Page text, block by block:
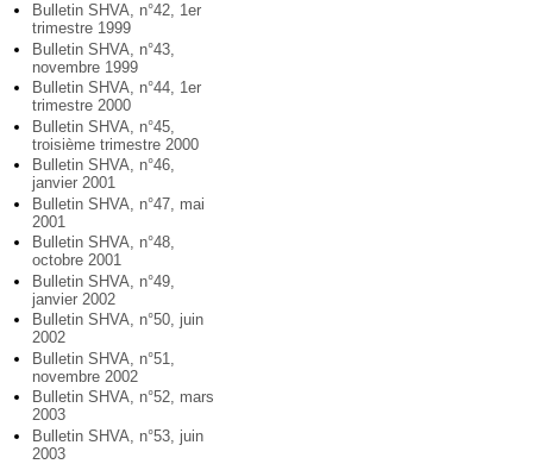
Bulletin SHVA, n°42, 1er
trimestre 1999
Bulletin SHVA, n°43,
novembre 1999
Bulletin SHVA, n°44, 1er
trimestre 2000
Bulletin SHVA, n°45,
troisième trimestre 2000
Bulletin SHVA, n°46,
janvier 2001
Bulletin SHVA, n°47, mai
2001
Bulletin SHVA, n°48,
octobre 2001
Bulletin SHVA, n°49,
janvier 2002
Bulletin SHVA, n°50, juin
2002
Bulletin SHVA, n°51,
novembre 2002
Bulletin SHVA, n°52, mars
2003
Bulletin SHVA, n°53, juin
2003